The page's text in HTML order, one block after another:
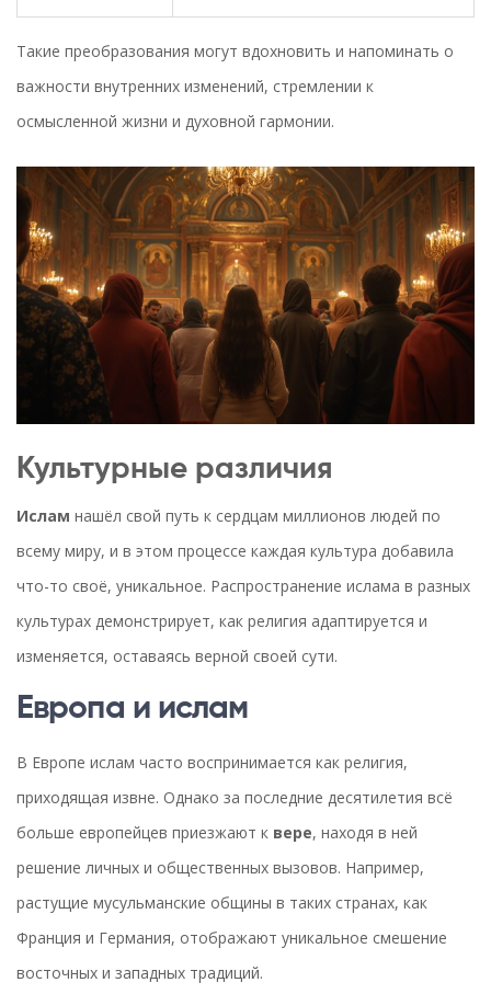
Такие преобразования могут вдохновить и напоминать о
важности внутренних изменений, стремлении к
осмысленной жизни и духовной гармонии.
Культурные различия
Ислам нашёл свой путь к сердцам миллионов людей по
всему миру, и в этом процессе каждая культура добавила
что-то своё, уникальное. Распространение ислама в разных
культурах демонстрирует, как религия адаптируется и
изменяется, оставаясь верной своей сути.
Европа и ислам
В Европе ислам часто воспринимается как религия,
приходящая извне. Однако за последние десятилетия всё
больше европейцев приезжают к вере, находя в ней
решение личных и общественных вызовов. Например,
растущие мусульманские общины в таких странах, как
Франция и Германия, отображают уникальное смешение
восточных и западных традиций.